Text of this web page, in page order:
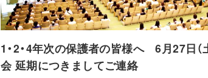
1・2・4年次の保護者の皆様へ 6月27日（
会 延期につきましてご連絡